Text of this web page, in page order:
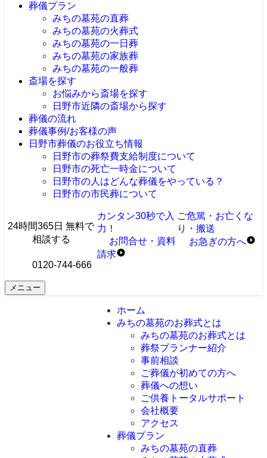
葬儀プラン
みちの墓苑の直葬
みちの墓苑の火葬式
みちの墓苑の一日葬
みちの墓苑の家族葬
みちの墓苑の一般葬
斎場を探す
お悩みから斎場を探す
日野市近隣の斎場から探す
葬儀の流れ
葬儀事例/お客様の声
日野市葬儀のお役立ち情報
日野市の葬祭費支給制度について
日野市の死亡一時金について
日野市の人はどんな葬儀をやっている？
日野市の市民葬について
24時間365日 無料で
相談する
0120-744-666
カンタン30秒で入
力！
お問合せ・資料
請求
ご危篤・お亡くな
り・搬送
お急ぎの方へ
メニュー
ホーム
みちの墓苑のお葬式とは
みちの墓苑のお葬式とは
葬祭プランナー紹介
事前相談
ご葬儀が初めての方へ
葬儀への想い
ご供養トータルサポート
会社概要
アクセス
葬儀プラン
みちの墓苑の直葬